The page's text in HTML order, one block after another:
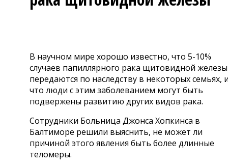
В научном мире хорошо известно, что 5-10%
случаев папиллярного рака щитовидной железы
передаются по наследству в некоторых семьях,
что люди с этим заболеванием могут быть
подвержены развитию других видов рака.
Сотрудники Больница Джонса Хопкинса в
Балтиморе решили выяснить, не может ли
причиной этого явления быть более длинные
теломеры.